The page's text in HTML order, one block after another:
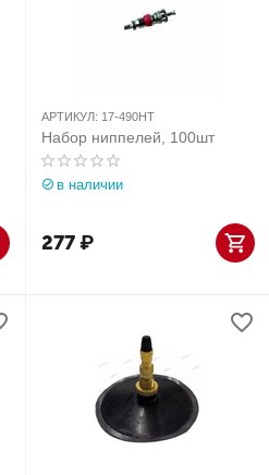
АРТИКУЛ: 17-490HT
Набор ниппелей, 100шт
в наличии
277₽